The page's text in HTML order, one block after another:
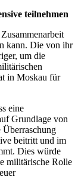
teilnehmen
kann. Die von ihr
um die
in Moskau für
eine
Grundlage von
beitritt und im
Dies würde
militärische Rolle